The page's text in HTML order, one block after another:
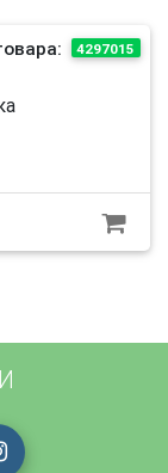
4297015